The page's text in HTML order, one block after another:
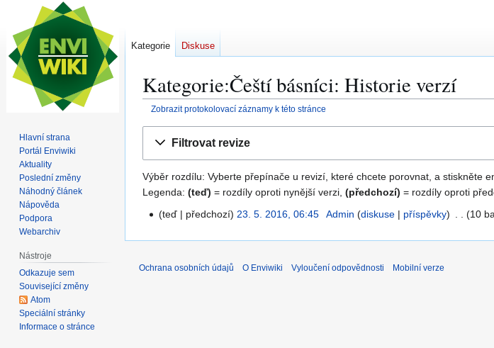
Kategorie:Čeští básníci: Historie verzí
Zobrazit protokolovací záznamy k této stránce
Filtrovat revize
Výběr rozdílu: Vyberte přepínače u revizí, které chcete porovnat, a stiskněte
Legenda: (teď) = rozdíly oproti nynější verzi, (předchozí) = rozdíly oproti
5
teď předchozí 23. 5. 2016, 06:45 Admin diskuse příspěvky 10
Kategorie Diskuse
Hlavní strana
Portál Enviwiki
Aktuality
Poslední změny
Náhodný článek
Nápověda
Podpora
Webarchiv
Nástroje
Odkazuje sem
Související změny
Atom
Speciální stránky
Informace o stránce
Ochrana osobních údajů O Enviwiki Vyloučení odpovědnosti Mobilní verze